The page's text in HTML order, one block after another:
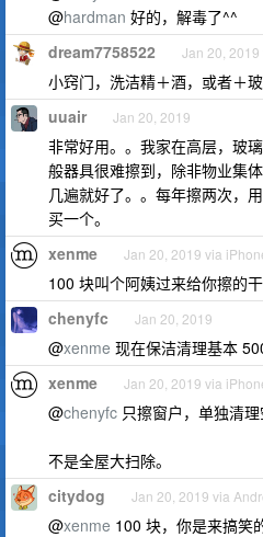
@hardman 好的，解毒了^^
dream7758522 Jan 20,
小窍门，洗洁精＋酒，或者＋
uuair Jan 20, 2019
非常好用。。我家在高层，玻
般器具很难擦到，除非物业集
几遍就好了。。每年擦两次，
买一个。
xenme Jan 20, 2019 via
100 块叫个阿姨过来给你擦的
chenyfc Jan 20, 2019
@xenme 现在保洁清理基本
xenme Jan 20, 2019 via
@chenyfc 只擦窗户，单独清
不是全屋大扫除。
citydog Jan 20, 2019 via
@xenme 100 块，你是来搞笑